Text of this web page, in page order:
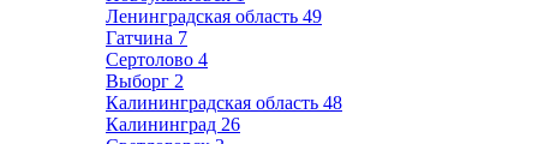
Ленинградская область 49
Гатчина 7
Сертолово 4
Выборг 2
Калининградская область 48
Калининград 26